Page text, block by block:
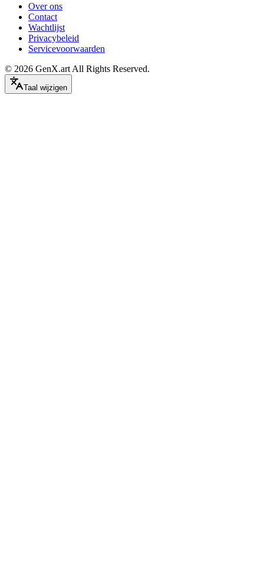
Over ons
Contact
Wachtlijst
Privacybeleid
Servicevoorwaarden
© 2026 GenX.art All Rights Reserved.
Taal wijzigen